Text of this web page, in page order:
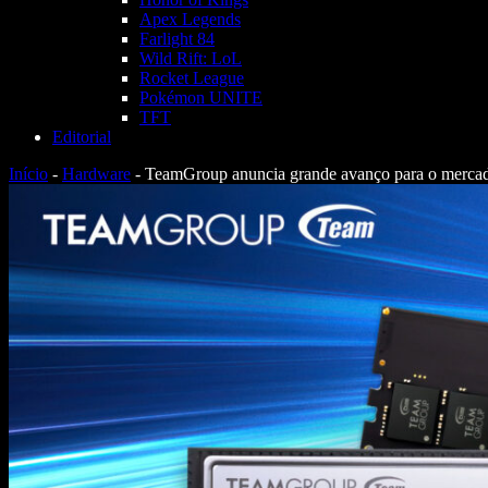
Apex Legends
Farlight 84
Wild Rift: LoL
Rocket League
Pokémon UNITE
TFT
Editorial
Início - Hardware - TeamGroup anuncia grande avanço para o